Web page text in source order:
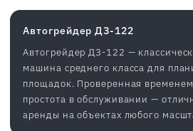
Автогрейдер ДЗ-122
Автогрейдер ДЗ-122 —
машина среднего класса для
площадок. Проверенная временем
простота в обслуживании —
аренды на объектах любого